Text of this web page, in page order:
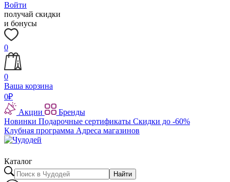
Войти
получай скидки
и бонусы
0
0
Ваша корзина
0₽
Акции
Бренды
Новинки Подарочные сертификаты Скидки до -60%
Клубная программа Адреса магазинов
Каталог
Найти